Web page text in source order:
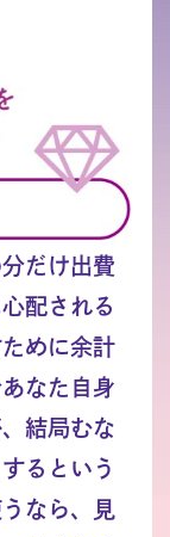
だけ出費
配される
めに余計
なた自身
結局むな
るという
なら、見